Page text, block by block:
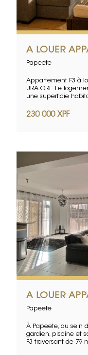
A LOUER
Papeete
Appartement F3 à
URA ORE. Le
une superficie
230 000 XPF
A LOUER
Papeete
À Papeete, au sein
gardien, piscine et
F3 traversant de 79